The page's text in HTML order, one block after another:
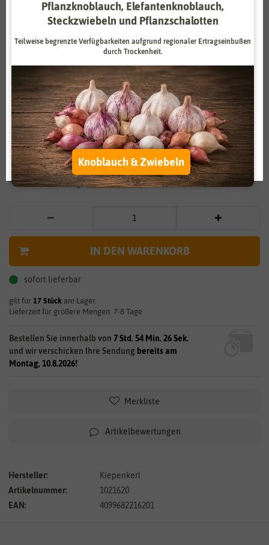
Vergrößern durch berühren
Pflücksalat Kyrio
3,59 €
*
* inkl. 7% MwSt. zzgl.Versandkosten
IN DEN WARENKORB
sofort lieferbar
gilt für 17 Stück am Lager.
Lieferzeit für größere Mengen: 7-8 Tage
Bestellen Sie innerhalb von 7 Std. 54 Min. 26 Sek.
und wir verschicken Ihre Sendung bereits am
Montag, 10.8.2026!
Merkliste
Artikelbewertungen
Hersteller:
Kiepenkerl
Artikelnummer:
1021620
EAN:
4099682216201
Zahlungsdienstleister Marketing
Externe Medien Funktional
Weitere Einstellungen
Alle akzeptieren
Alle ablehnen
Auswahl akzeptieren
Pflanzknoblauch, Elefantenknoblauch,
Steckzwiebeln und Pflanzschalotten
Teilweise begrenzte Verfügbarkeiten aufgrund regionaler Ertragseinbußen
durch Trockenheit.
Knoblauch & Zwiebeln